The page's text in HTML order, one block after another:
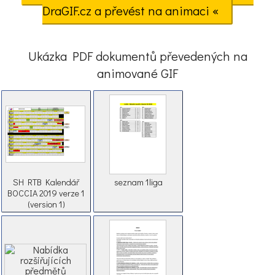
DraGIF.cz a převést na animaci «
Ukázka PDF dokumentů převedených na
animované GIF
SH RTB Kalendář
BOCCIA 2019 verze 1
(version 1)
seznam 1liga